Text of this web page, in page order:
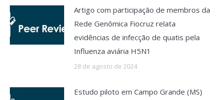
Artigo com participação de membros da
Rede Genômica Fiocruz relata
evidências de infecção de quatis pela
Influenza aviária H5N1
28 de agosto de 2024
Estudo piloto em Campo Grande (MS)